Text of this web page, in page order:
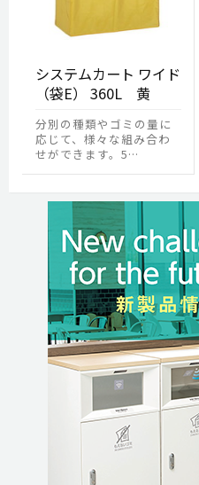
システムカート ワイド
（袋E） 360L 黄
分別の種類やゴミの量に
応じて、様々な組み合わ
せができます。5…